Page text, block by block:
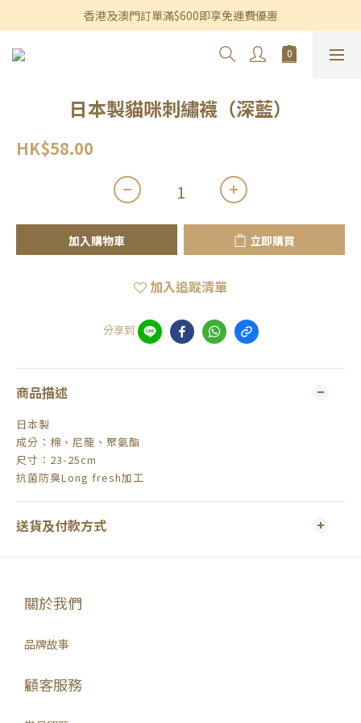
香港及澳門訂單滿$600即享免運費優惠
香港及澳門訂單滿$600即享免運費優惠
3個月內買滿$1,200可享永久九折優惠
日本製貓咪刺繡襪（深藍）
HK$58.00
加入購物車 立即購買
加入追蹤清單
分享到
商品描述
日本製
成分：棉、尼龍、聚氨酯
尺寸：23-25cm
抗菌防臭Long fresh加工
送貨及付款方式
關於我們
品牌故事
顧客服務